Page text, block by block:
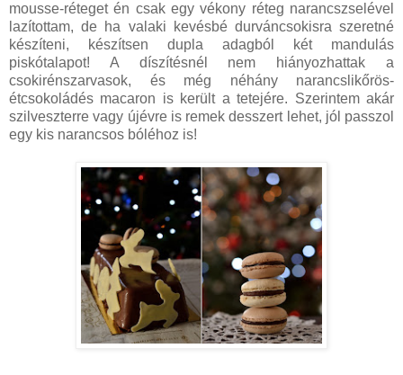
mousse-réteget én csak egy vékony réteg narancszselével
lazítottam, de ha valaki kevésbé durváncsokisra szeretné
készíteni, készítsen dupla adagból két mandulás
piskótalapot! A díszítésnél nem hiányozhattak a
csokirénszarvasok, és még néhány narancslikőrös-
étcsokoládés macaron is került a tetejére. Szerintem akár
szilveszterre vagy újévre is remek desszert lehet, jól passzol
egy kis narancsos bóléhoz is!